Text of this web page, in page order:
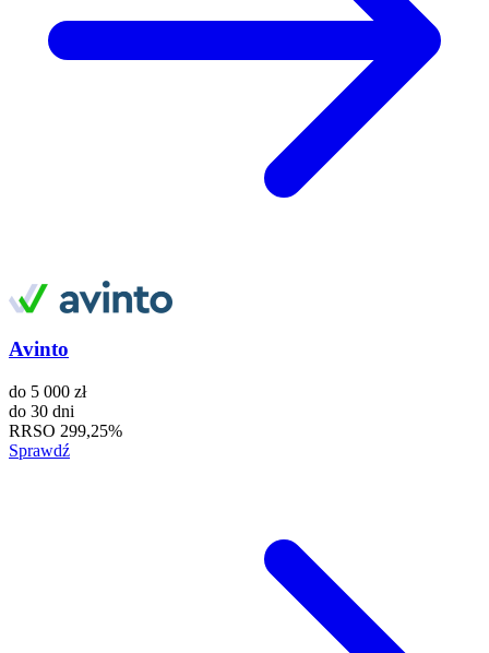
Avinto
do 5 000 zł
do 30 dni
RRSO 299,25%
Sprawdź